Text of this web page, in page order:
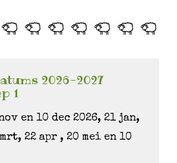
2026-2027
1
en 10 dec 2026, 21 jan,
22 apr , 20 mei en 10